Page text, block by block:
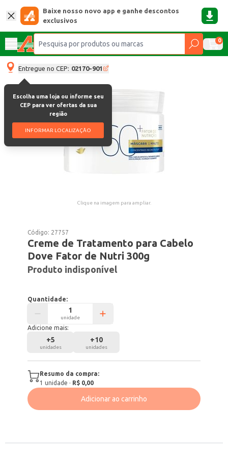
Baixe nosso novo app e ganhe descontos
exclusivos
0
Entregue no CEP: 02170-901
Escolha uma loja ou informe seu
CEP para ver ofertas da sua
região
INFORMAR LOCALIZAÇÃO
Clique na imagem para ampliar.
Código: 27757
Creme de Tratamento para Cabelo
Dove Fator de Nutri 300g
Produto indisponível
Quantidade:
unidade
Adicione mais:
+5
unidades
+10
unidades
Resumo da compra:
1 unidade · R$ 0,00
Adicionar ao carrinho